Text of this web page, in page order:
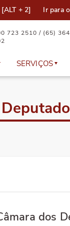
+ 2] Ir para
723 2510 / (65)
MT
SERVIÇOS
Serviços
dos